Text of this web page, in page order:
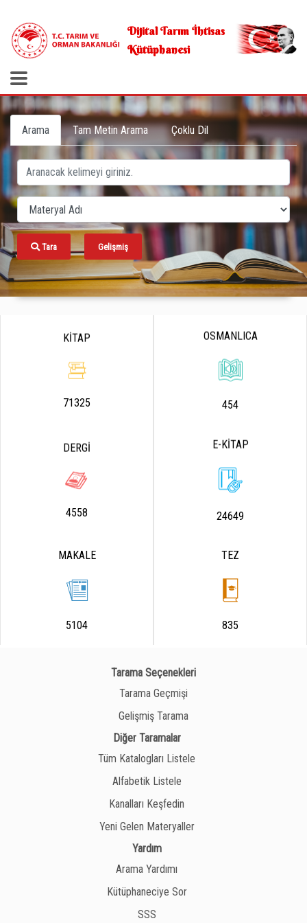
Dijital Tarım İhtisas
Kütüphanesi
Arama Tam Metin Arama Çoklu Dil
Tara Gelişmiş
KİTAP
71325
OSMANLICA
454
DERGİ
4558
E-KİTAP
24649
MAKALE
5104
TEZ
835
Tarama Seçenekleri
Tarama Geçmişi
Gelişmiş Tarama
Diğer Taramalar
Tüm Katalogları Listele
Alfabetik Listele
Kanalları Keşfedin
Yeni Gelen Materyaller
Yardım
Arama Yardımı
Kütüphaneciye Sor
SSS